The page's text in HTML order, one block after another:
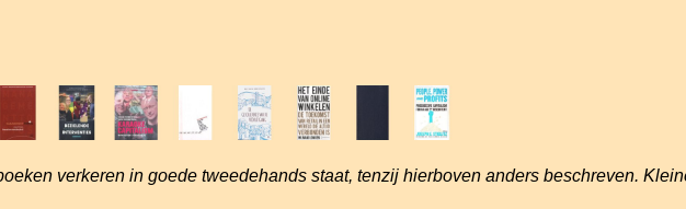
verkeren in goede tweedehands staat, tenzij hierboven anders beschreven.